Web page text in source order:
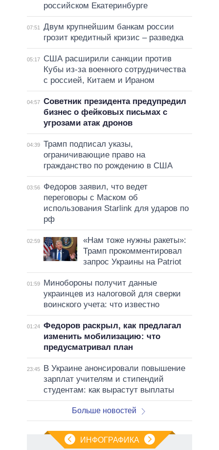
российском Екатеринбурге
07:51
Двум крупнейшим банкам россии
грозит кредитный кризис – разведка
05:17
США расширили санкции против
Кубы из-за военного сотрудничества
с россией, Китаем и Ираном
04:57 Советник президента предупредил
бизнес о фейковых письмах с
угрозами атак дронов
04:39 Трамп подписал указы,
ограничивающие право на
гражданство по рождению в США
03:56
Федоров заявил, что ведет
переговоры с Маском об
использования Starlink для ударов по
рф
02:59
«Нам тоже нужны ракеты»:
Трамп прокомментировал
запрос Украины на Patriot
01:59
Минобороны получит данные
украинцев из налоговой для сверки
воинского учета: что известно
01:24 Федоров раскрыл, как предлагал
изменить мобилизацию: что
предусматривал план
23:45
В Украине анонсировали повышение
зарплат учителям и стипендий
студентам: как вырастут выплаты
Больше новостей
ИНФОГРАФИКА